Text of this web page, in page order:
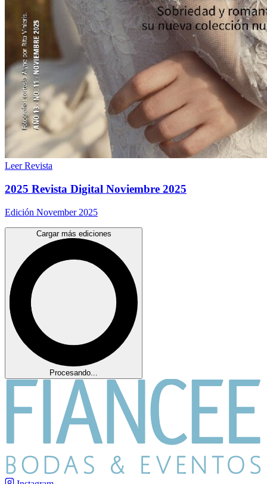
Leer Revista
2025 Revista Digital Noviembre 2025
Edición November 2025
Cargar más ediciones
Procesando...